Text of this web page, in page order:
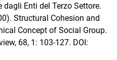
Enti del Terzo Settore.
Structural Cohesion and
Concept of Social Group.
68, 1: 103-127. DOI: